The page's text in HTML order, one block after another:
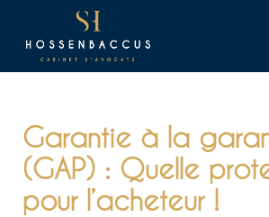
Garantie à la
(GAP) : Quelle
pour l’acheteur !